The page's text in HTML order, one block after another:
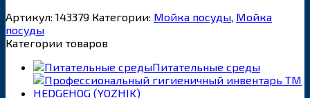
Артикул: 143379 Категории: Мойка посуды Мойка
посуды
Категории товаров
Питательные среды